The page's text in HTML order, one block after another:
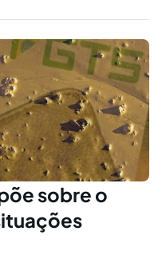
sobre o